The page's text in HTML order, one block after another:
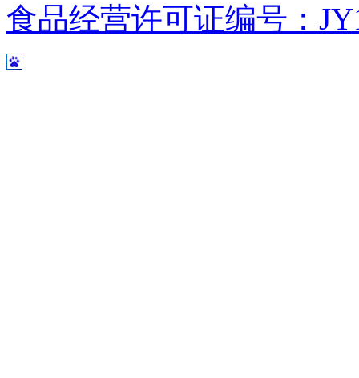
食品经营许可证编号：